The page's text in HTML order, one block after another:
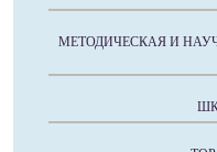
МЕТОДИЧЕСКАЯ И